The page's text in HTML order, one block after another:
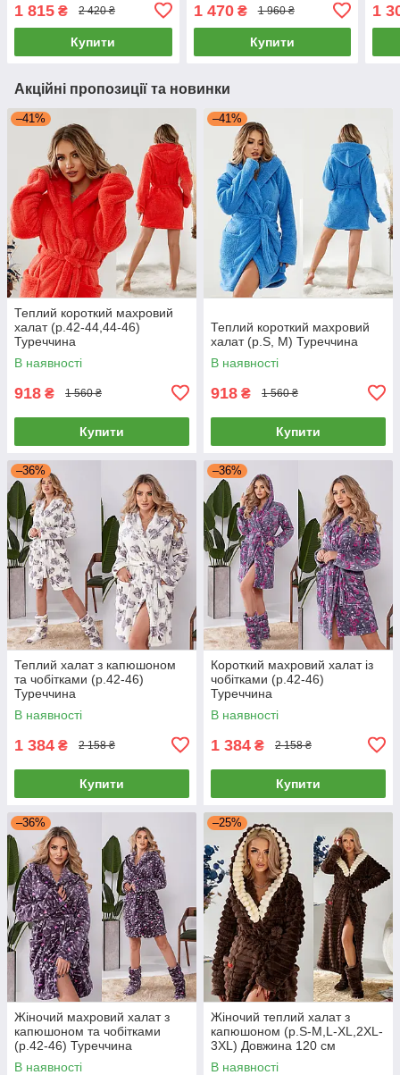
1 815 ₴ 2 420 ₴
Купити
1 470₴ 1 960 ₴
Купити
1
Акційні пропозиції та новинки
–41%
Теплий короткий махровий
халат (р.42-44,44-46)
Туреччина
В наявності
918 ₴ 1 560 ₴
Купити
–41%
Теплий короткий махровий
халат (р.S, M) Туреччина
В наявності
918 ₴ 1 560 ₴
Купити
–36%
Теплий халат з капюшоном
та чобітками (р.42-46)
Туреччина
В наявності
1 384 ₴ 2 158 ₴
Купити
–36%
Короткий махровий халат із
чобітками (р.42-46)
Туреччина
В наявності
1 384 ₴ 2 158 ₴
Купити
–36%
Жіночий махровий халат з
капюшоном та чобітками
(р.42-46) Туреччина
В наявності
–25%
Жіночий теплий халат з
капюшоном (р.S-M,L-XL,2XL-
3XL) Довжина 120 см
Туреччина
В наявності